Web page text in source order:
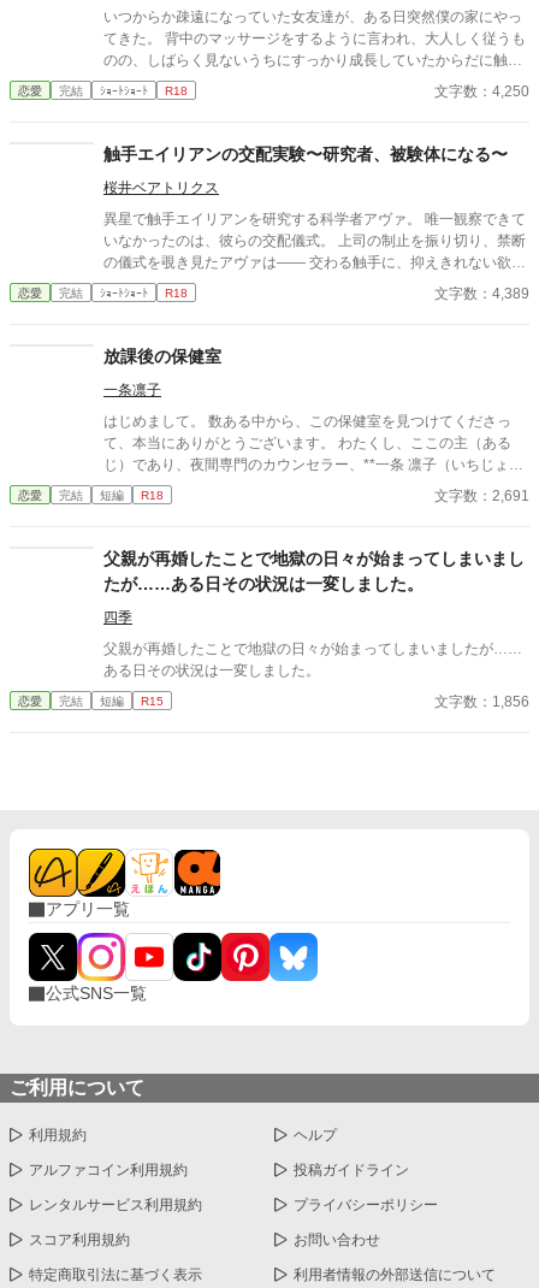
日常が、悠太の鈍感な理性を溶かし尽くす――最初からクライマ
ックスの、超高濃度イチャイチャ・ラブコメ、開幕！
いつからか疎遠になっていた女友達が、ある日突然僕の家にやっ
てきた。 背中のマッサージをするように言われ、大人しく従うも
のの、しばらく見ないうちにすっかり成長していたからだに触れ
て、興奮が止まらなくなってしまう。 僕たちはただの友達……。
そう思いながらも、彼女の身体の感触が、冷静になることを許さ
恋愛 完結 ｼｮｰﾄｼｮｰﾄ R18 文字数：4,250
触手エイリアンの交配実験〜研究者、被験体になる〜
桜井ベアトリクス
異星で触手エイリアンを研究する科学者アヴァ。 唯一観察できて
いなかったのは、彼らの交配儀式。 上司の制止を振り切り、禁断
の儀式を覗き見たアヴァは―― 交わる触手に、抑えきれない欲望
を覚える。 「私も……私も交配したい」 太く長い触手が、体の奥
深くまで侵入してくる。 研究者が、快楽の実験体になる夜。
恋愛 完結 ｼｮｰﾄｼｮｰﾄ R18 文字数：4,389
放課後の保健室
一条凛子
はじめまして。 数ある中から、この保健室を見つけてくださっ
て、本当にありがとうございます。 わたくし、ここの主（ある
じ）であり、夜間専門のカウンセラー、**一条 凛子（いちじょう
りんこ）**と申します。 ここは、昼間の喧騒から逃れてきた、頑
張り屋の大人たちのためだけの秘密の聖域（サンクチュアリ）。
めることができる——夜だけ開く、特別な保健室です。
恋愛 完結 短編 R18 文字数：2,691
父親が再婚したことで地獄の日々が始まってしまいまし
たが……ある日その状況は一変しました。
四季
父親が再婚したことで地獄の日々が始まってしまいましたが……
ある日その状況は一変しました。
恋愛 完結 短編 R15 文字数：1,856
アプリ一覧
公式SNS一覧
ご利用について
利用規約 ヘルプ
アルファコイン利用規約 投稿ガイドライン
レンタルサービス利用規約 プライバシーポリシー
スコア利用規約 お問い合わせ
特定商取引法に基づく表示 利用者情報の外部送信について